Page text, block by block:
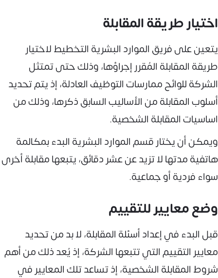
اختيار طريقة المقابلة
يتعين على فريق الموارد البشرية التخطيط لاختيار
طريقة المقابلة المُقرر إجراؤها، وذلك حتى تمتثل
الشركة للوائح ممارسات التوظيف العادلة، إذ يتم تحديد
أسلوب المقابلة من الأساليب السابق ذكرها، وذلك من
اساسيات المقابلة الشخصية.
ويمكن أن يختار قسم الموارد البشرية البدء بمكالمة
هاتفية مدتها لا تزيد عن عشر دقائق، يتبعها مقابلة أخرى
سواء فردية أو جماعية.
وضع معايير للتقييم
قبل البدء في إعداد أسئلة المقابلة، لا بد من تحديد
معايير التقييم التي تتبعها الشركة، إذ يُعد ذلك من أهم
شروط المقابلة الشخصية، إذ تساعد تلك المعايير في